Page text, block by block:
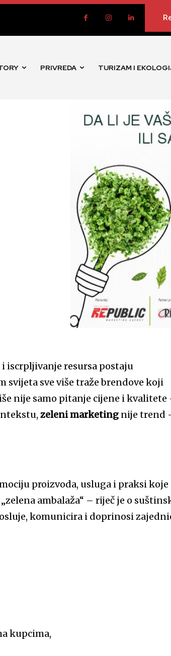
PRIVREDA TURIZAM I
iscrpljivanje resursa postaju
svijeta sve više traže brendove koji
nije samo pitanje cijene i kvalitete
zeleni marketing nije trend
proizvoda, usluga i praksi koje
ambalaža“ – riječ je o
komunicira i doprinosi
kupcima,